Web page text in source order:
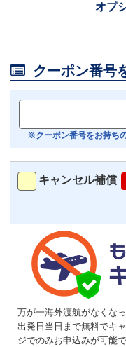
オプ
ト
－
気
通常
Sサイズ
 クーポン番号
※クーポン番号をお持ち
キャンセル補償
万が一海外渡航がなくな
出発日当日まで無料でキ
ジでのみお申込みが可能